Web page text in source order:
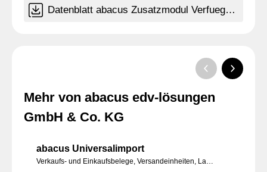
Datenblatt abacus Zusatzmodul Verfuegbarkeitsanzeige Dez 2020.pdf
Mehr von abacus edv-lösungen
GmbH & Co. KG
abacus Universalimport
Verkaufs- und Einkaufsbelege, Versandeinheiten, Lagerbewegungen, Adressen, Absatzpläne und Inventuren schnell und einfach importieren.